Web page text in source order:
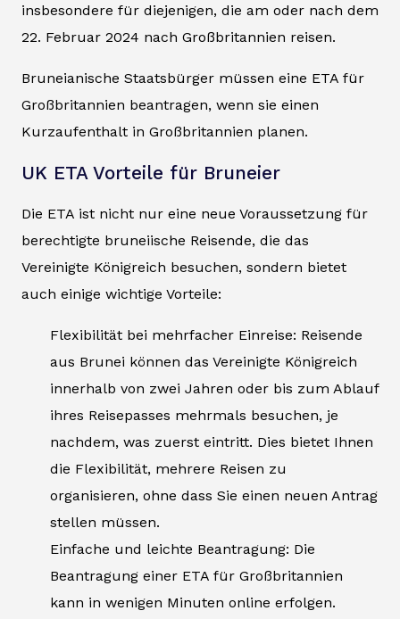
insbesondere für diejenigen, die am oder nach dem
22. Februar 2024 nach Großbritannien reisen.
Bruneianische Staatsbürger müssen eine ETA für
Großbritannien beantragen, wenn sie einen
Kurzaufenthalt in Großbritannien planen.
UK ETA Vorteile für Bruneier
Die ETA ist nicht nur eine neue Voraussetzung für
berechtigte bruneiische Reisende, die das
Vereinigte Königreich besuchen, sondern bietet
auch einige wichtige Vorteile:
Flexibilität bei mehrfacher Einreise: Reisende
aus Brunei können das Vereinigte Königreich
innerhalb von zwei Jahren oder bis zum Ablauf
ihres Reisepasses mehrmals besuchen, je
nachdem, was zuerst eintritt. Dies bietet Ihnen
die Flexibilität, mehrere Reisen zu
organisieren, ohne dass Sie einen neuen Antrag
stellen müssen.
Einfache und leichte Beantragung: Die
Beantragung einer ETA für Großbritannien
kann in wenigen Minuten online erfolgen.